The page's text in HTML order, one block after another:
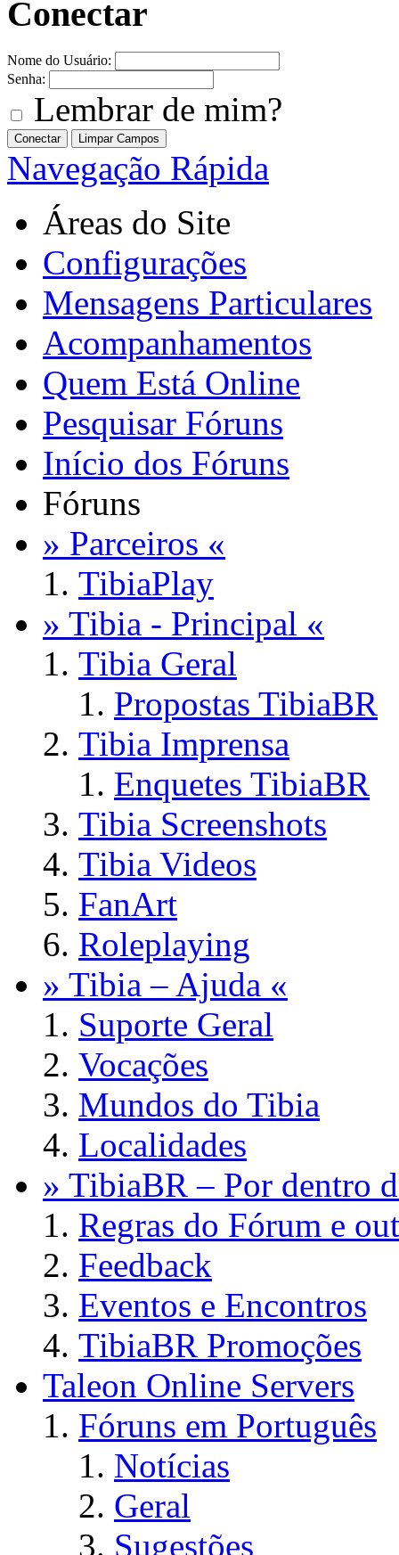
Conectar
Nome do Usuário:
Senha:
Lembrar de mim?
Navegação Rápida
Áreas do Site
Configurações
Mensagens Particulares
Acompanhamentos
Quem Está Online
Pesquisar Fóruns
Início dos Fóruns
Fóruns
» Parceiros «
TibiaPlay
» Tibia - Principal «
Tibia Geral
Propostas TibiaBR
Tibia Imprensa
Enquetes TibiaBR
Tibia Screenshots
Tibia Videos
FanArt
Roleplaying
» Tibia – Ajuda «
Suporte Geral
Vocações
Mundos do Tibia
Localidades
» TibiaBR – Por dentro
Regras do Fórum e
Feedback
Eventos e Encontros
TibiaBR Promoções
Taleon Online Servers
Fóruns em Português
Notícias
Geral
Sugestões